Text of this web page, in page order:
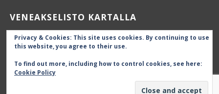
VENEAKSELISTO KARTALLA
Privacy & Cookies: This site uses cookies. By continuing to use
this website, you agree to their use.
To find out more, including how to control cookies, see here:
Cookie Policy